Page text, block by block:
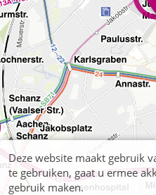
Deze website maakt gebruik
te gebruiken, gaat u ermee
gebruik maken.